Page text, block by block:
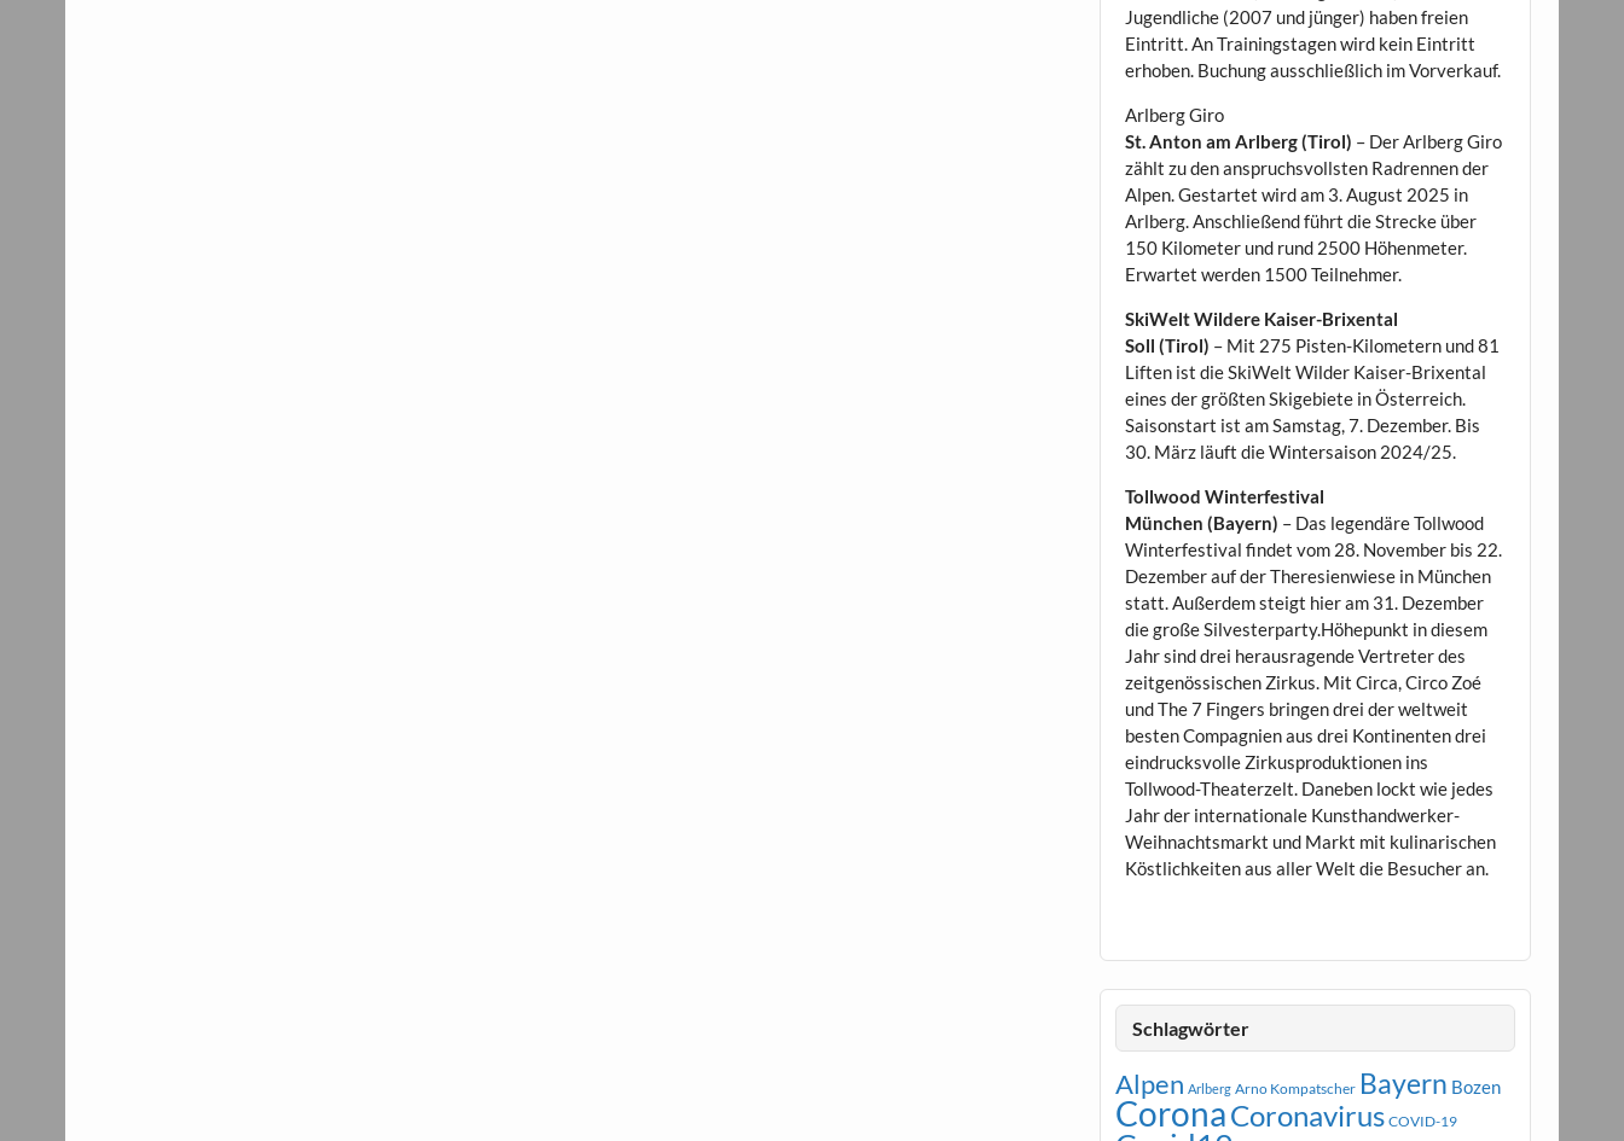
Jugendliche (2007 und jünger) haben freien
Eintritt. An Trainingstagen wird kein Eintritt
erhoben. Buchung ausschließlich im Vorverkauf.
Arlberg Giro
St. Anton am Arlberg (Tirol) – Der Arlberg Giro
zählt zu den anspruchsvollsten Radrennen der
Alpen. Gestartet wird am 3. August 2025 in
Arlberg. Anschließend führt die Strecke über
150 Kilometer und rund 2500 Höhenmeter.
Erwartet werden 1500 Teilnehmer.
SkiWelt Wildere Kaiser-Brixental
Soll (Tirol) – Mit 275 Pisten-Kilometern und 81
Liften ist die SkiWelt Wilder Kaiser-Brixental
eines der größten Skigebiete in Österreich.
Saisonstart ist am Samstag, 7. Dezember. Bis
30. März läuft die Wintersaison 2024/25.
Tollwood Winterfestival
München (Bayern) – Das legendäre Tollwood
Winterfestival findet vom 28. November bis 22.
Dezember auf der Theresienwiese in München
statt. Außerdem steigt hier am 31. Dezember
die große Silvesterparty.Höhepunkt in diesem
Jahr sind drei herausragende Vertreter des
zeitgenössischen Zirkus. Mit Circa, Circo Zoé
und The 7 Fingers bringen drei der weltweit
besten Compagnien aus drei Kontinenten drei
eindrucksvolle Zirkusproduktionen ins
Tollwood-Theaterzelt. Daneben lockt wie jedes
Jahr der internationale Kunsthandwerker-
Weihnachtsmarkt und Markt mit kulinarischen
Köstlichkeiten aus aller Welt die Besucher an.
Schlagwörter
Alpen Arlberg Arno Kompatscher Bayern Bozen
CoronaCoronavirus COVID-19